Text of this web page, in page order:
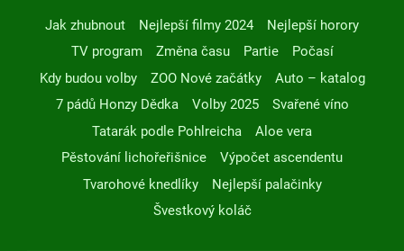
Jak zhubnout Nejlepší filmy 2024
Nejlepší horory
TV program
Změna času Partie
Počasí
Kdy budou volby
ZOO Nové začátky
Auto – katalog
7 pádů Honzy Dědka
Volby 2025
Svařené víno
Tatarák podle Pohlreicha
Aloe vera
Pěstování lichořeřišnice
Výpočet ascendentu
Tvarohové knedlíky
Nejlepší palačinky
Švestkový koláč